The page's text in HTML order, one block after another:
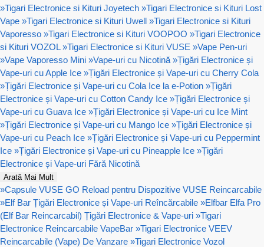
»Tigari Electronice si Kituri Joyetech »Tigari Electronice si Kituri Lost
Vape »Tigari Electronice si Kituri Uwell »Tigari Electronice si Kituri
Vaporesso »Tigari Electronice si Kituri VOOPOO »Tigari Electronice
si Kituri VOZOL »Tigari Electronice si Kituri VUSE »Vape Pen-uri
»Vape Vaporesso Mini »Vape-uri cu Nicotină »Țigări Electronice și
Vape-uri cu Apple Ice »Țigări Electronice și Vape-uri cu Cherry Cola
»Țigări Electronice și Vape-uri cu Cola Ice la e-Potion »Țigări
Electronice și Vape-uri cu Cotton Candy Ice »Țigări Electronice și
Vape-uri cu Guava Ice »Țigări Electronice și Vape-uri cu Ice Mint
»Țigări Electronice și Vape-uri cu Mango Ice »Țigări Electronice și
Vape-uri cu Peach Ice »Țigări Electronice și Vape-uri cu Peppermint
Ice »Țigări Electronice și Vape-uri cu Pineapple Ice »Țigări
Electronice și Vape-uri Fără Nicotină
Arată Mai Mult
»Capsule VUSE GO Reload pentru Dispozitive VUSE Reincarcabile
»Elf Bar Țigări Electronice și Vape-uri Reîncărcabile »Elfbar Elfa Pro
(Elf Bar Reincarcabil) Țigări Electronice & Vape-uri »Tigari
Electronice Reincarcabile VapeBar »Tigari Electronice VEEV
Reincarcabile (Vape) De Vanzare »Tigari Electronice Vozol